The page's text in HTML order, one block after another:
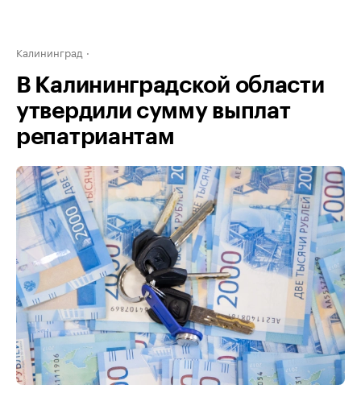
Калининград
В Калининградской области
утвердили сумму выплат
репатриантам